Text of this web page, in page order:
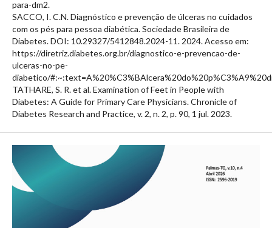
para-dm2.
SACCO, I. C.N. Diagnóstico e prevenção de úlceras no cuidados
com os pés para pessoa diabética. Sociedade Brasileira de
Diabetes. DOI: 10.29327/5412848.2024-11. 2024. Acesso em:
https://diretriz.diabetes.org.br/diagnostico-e-prevencao-de-
ulceras-no-pe-
diabetico/
TATHARE, S. R. et al. Examination of Feet in People with
Diabetes: A Guide for Primary Care Physicians. Chronicle of
Diabetes Research and Practice, v. 2, n. 2, p. 90, 1 jul. 2023.